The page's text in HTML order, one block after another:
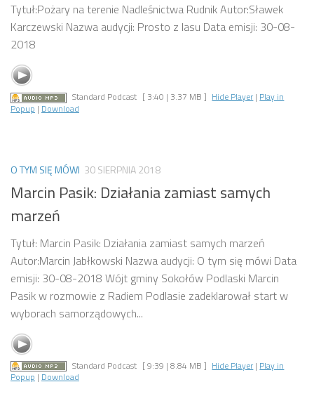
Tytuł:Pożary na terenie Nadleśnictwa Rudnik Autor:Sławek
Karczewski Nazwa audycji: Prosto z lasu Data emisji: 30-08-
2018
Standard Podcast [ 3:40 | 3.37 MB ] Hide Player | Play in
Popup | Download
O TYM SIĘ MÓWI 30 SIERPNIA 2018
Marcin Pasik: Działania zamiast samych
marzeń
Tytuł: Marcin Pasik: Działania zamiast samych marzeń
Autor:Marcin Jabłkowski Nazwa audycji: O tym się mówi Data
emisji: 30-08-2018 Wójt gminy Sokołów Podlaski Marcin
Pasik w rozmowie z Radiem Podlasie zadeklarował start w
wyborach samorządowych...
Standard Podcast [ 9:39 | 8.84 MB ] Hide Player | Play in
Popup | Download